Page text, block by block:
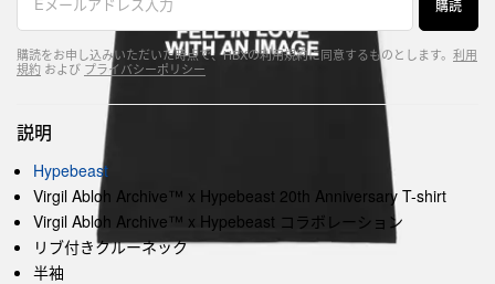
購読
購読をお申し込みいただいた時点で、HBXの利用規約に同意するものとします。 利用
規約 および プライバシーポリシー
説明
Hypebeast
Virgil Abloh Archive™ x Hypebeast 20th Anniversary T-shirt
Virgil Abloh Archive™ x Hypebeast コラボレーション
リブ付きクルーネック
半袖